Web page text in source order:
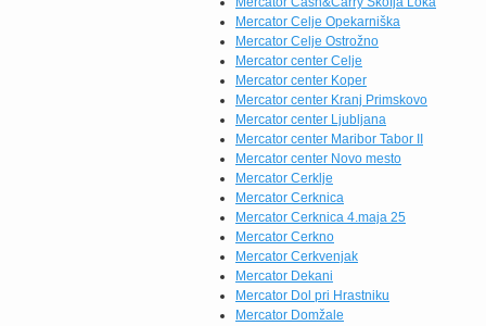
Mercator Celje Opekarniška
Mercator Celje Ostrožno
Mercator center Celje
Mercator center Koper
Mercator center Kranj Primskovo
Mercator center Ljubljana
Mercator center Maribor Tabor II
Mercator center Novo mesto
Mercator Cerklje
Mercator Cerknica
Mercator Cerknica 4.maja 25
Mercator Cerkno
Mercator Cerkvenjak
Mercator Dekani
Mercator Dol pri Hrastniku
Mercator Domžale